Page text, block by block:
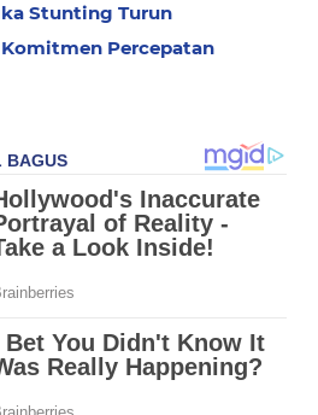
Stunting Turun
Percepatan